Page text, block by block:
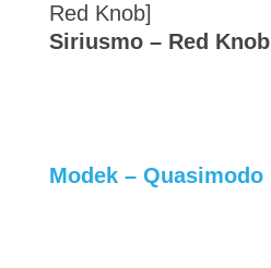
Red Knob]
Siriusmo – Red Knob
Modek – Quasimodo